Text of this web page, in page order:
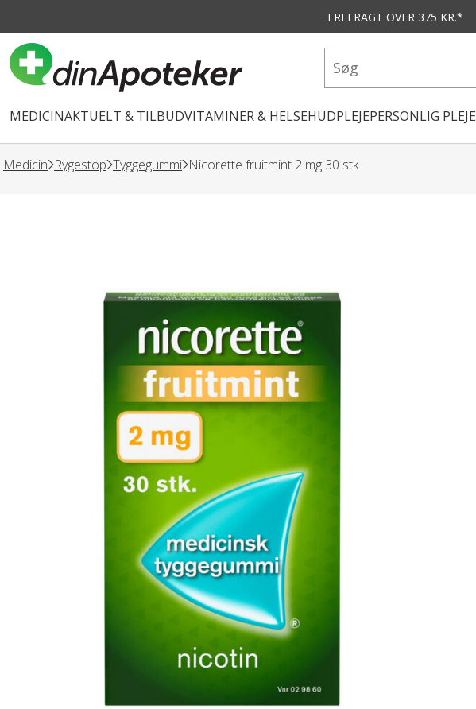
FRI FRAGT OVER 375 KR.*
MEDICINAKTUELT & TILBUDVITAMINER & HELSEHUDPLEJEPERSONLIG PLEJE
Medicin Rygestop Tyggegummi Nicorette fruitmint 2 mg 30 stk